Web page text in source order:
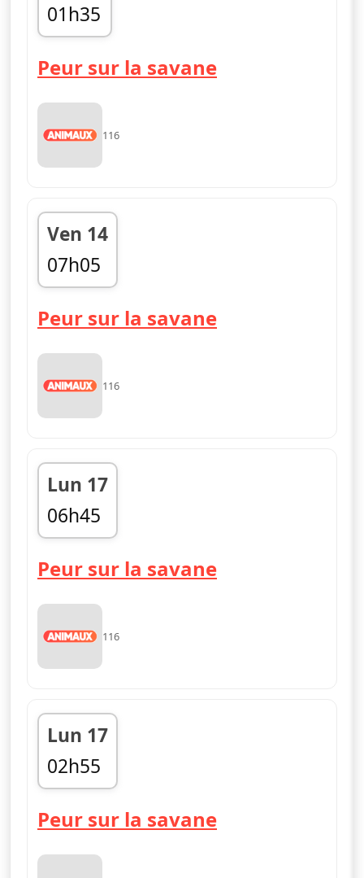
01h35
02h30
Peur sur la savane
116
Ven 14
07h05
08h00
Peur sur la savane
116
Lun 17
06h45
07h40
Peur sur la savane
116
Lun 17
02h55
03h50
Peur sur la savane